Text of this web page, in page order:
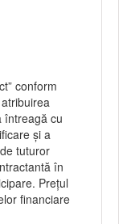
conform
întreagă cu
și a
tuturor
în
Prețul
financiare